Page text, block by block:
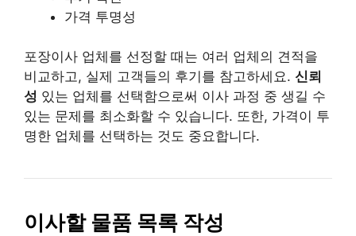
가격 투명성
포장이사 업체를 선정할 때는 여러 업체의 견적을
비교하고, 실제 고객들의 후기를 참고하세요. 신뢰
성 있는 업체를 선택함으로써 이사 과정 중 생길 수
있는 문제를 최소화할 수 있습니다. 또한, 가격이 투
명한 업체를 선택하는 것도 중요합니다.
이사할 물품 목록 작성